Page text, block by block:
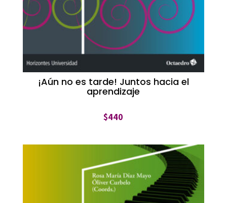
¡Aún no es tarde! Juntos hacia el
aprendizaje
$440